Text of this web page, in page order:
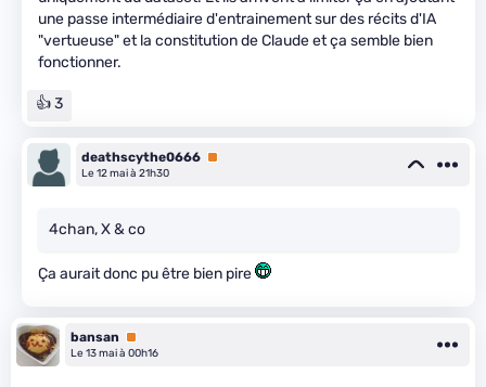
une passe intermédiaire d'entrainement sur des récits d'IA
"vertueuse" et la constitution de Claude et ça semble bien
fonctionner.
👍 3
deathscythe0666 Premium
Le 12 mai à 21h30
4chan, X & co
Ça aurait donc pu être bien pire
bansan
Premium
Le 13 mai à 00h16